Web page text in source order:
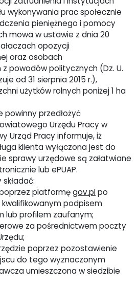
wykonywania prac społecznie
pieniężnego i pomocy
mowa w ustawie z dnia 20
opozycji
oraz osobach
powodów politycznych (Dz. U.
od 31 sierpnia 2015 r.),
użytków rolnych poniżej 1 ha
przedłożyć
Urzędu Pracy w
Urząd Pracy informuje, iż
klienta wyłączona jest do
sprawy urzędowe są załatwiane
lub ePUAP.
platformęgov.plpo
podpisem
lub profilem zaufanym;
za pośrednictwem poczty
poprzez pozostawienie
do tego wyznaczonym
umieszczona w siedzibie